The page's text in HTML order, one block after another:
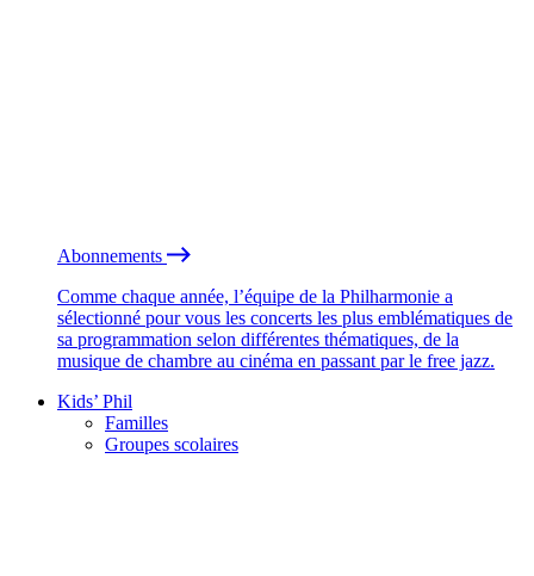
Abonnements
Comme chaque année, l’équipe de la Philharmonie a
sélectionné pour vous les concerts les plus emblématiques de
sa programmation selon différentes thématiques, de la
musique de chambre au cinéma en passant par le free jazz.
Kids’ Phil
Familles
Groupes scolaires